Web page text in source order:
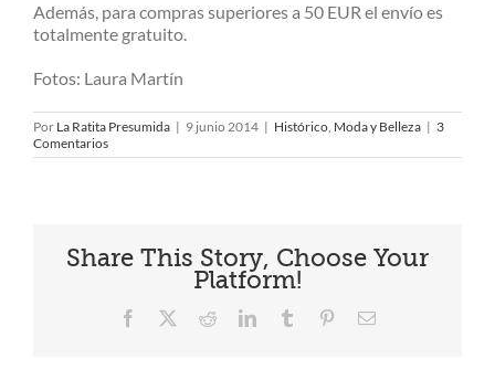
Además, para compras superiores a 50 EUR el envío es
totalmente gratuito.
Fotos: Laura Martín
Por La Ratita Presumida | 9 junio 2014 | Histórico, Moda y Belleza | 3
Comentarios
Share This Story, Choose Your
Platform!
Facebook RedditLinkedInTumblr PinterestCorreo